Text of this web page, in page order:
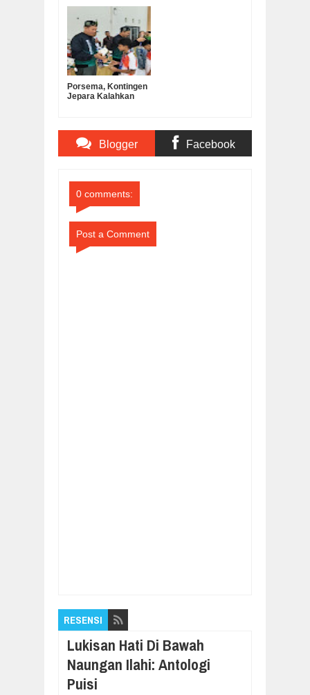
Operasional MKKS
SMK Ma’arif
Porsema, Kontingen
Jepara Kalahkan
MI/SD
Blogger Facebook
0 comments:
Post a Comment
RESENSI
Lukisan Hati Di Bawah
Naungan Ilahi: Antologi
Puisi